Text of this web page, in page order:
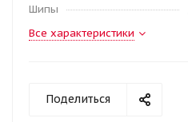
Шипы
Все характеристики
Поделиться